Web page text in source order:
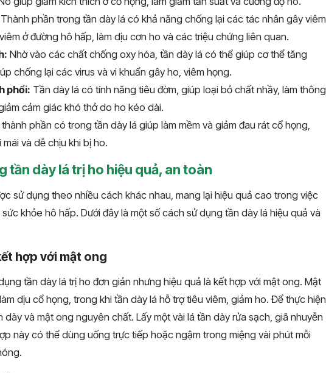
Thành phần trong tần dày lá có khả năng chống lại các tác nhân gây viêm
ở đường hô hấp, làm dịu cơn ho và các triệu chứng liên quan.
Nhờ vào các chất chống oxy hóa, tần dày lá có thể giúp cơ thể tăng
chống lại các virus và vi khuẩn gây ho, viêm họng.
phổi: Tần dày lá có tính năng tiêu đờm, giúp loại bỏ chất nhầy, làm thông
cảm giác khó thở do ho kéo dài.
phần có trong tần dày lá giúp làm mềm và giảm đau rát cổ họng,
và dễ chịu khi bị ho.
tần dày lá trị ho hiệu quả, an toàn
sử dụng theo nhiều cách khác nhau, mang lại hiệu quả cao trong việc
khỏe hô hấp. Dưới đây là một số cách sử dụng tần dày lá hiệu quả và
hợp với mật ong
tần dày lá trị ho đơn giản nhưng hiệu quả là kết hợp với mật ong. Mật
dịu cổ họng, trong khi tần dày lá hỗ trợ tiêu viêm, giảm ho. Để thực hiện,
dày và mật ong nguyên chất. Lấy một vài lá tần dày rửa sạch, giã nhuyễn
này có thể dùng uống trực tiếp hoặc ngậm trong miệng vài phút mỗi